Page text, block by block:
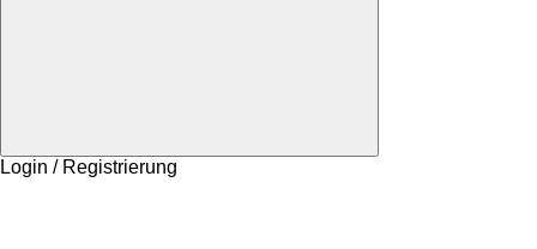
Login / Registrierung